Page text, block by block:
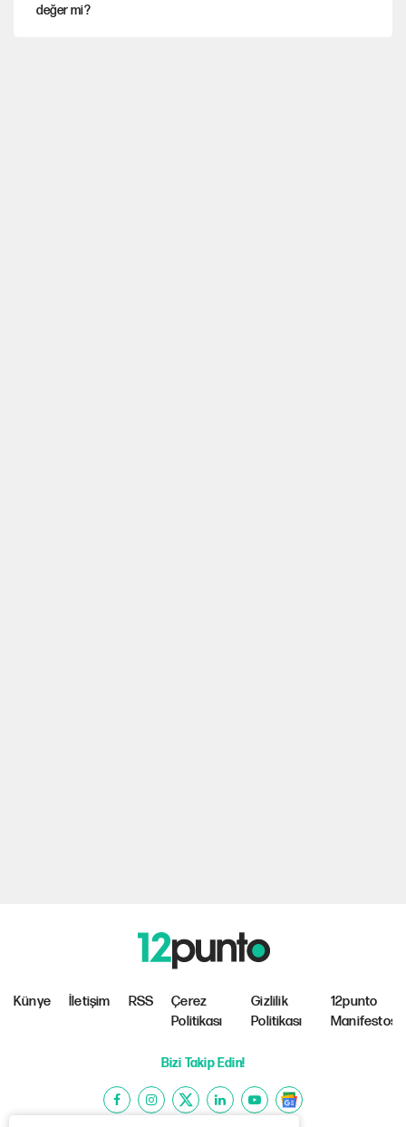
değer mi?
Künye İletişim RSS
Çerez
Politikası
Gizlilik
Politikası
12punto
Manifestosu
Bizi Takip Edin!